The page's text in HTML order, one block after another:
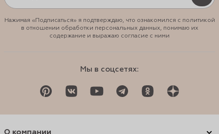
Нажимая «Подписаться» я подтверждаю, что ознакомился с политикой
в отношении обработки персональных данных, понимаю их
содержание и выражаю согласие с ними
Мы в соцсетях: